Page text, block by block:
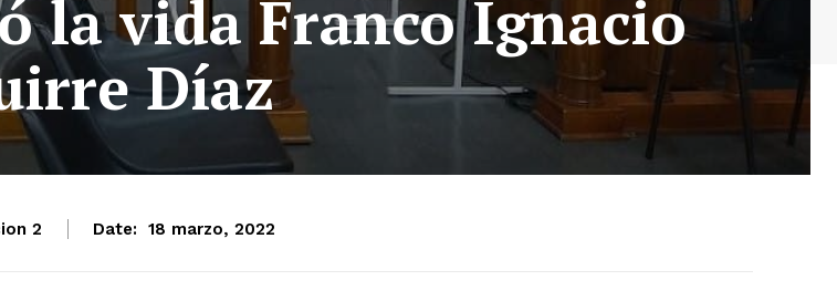
la vida Franco Ignacio
Díaz
2 Date: 18 marzo, 2022